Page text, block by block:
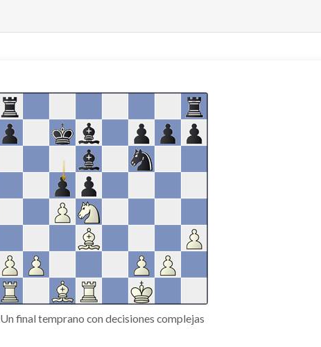
Un final temprano con decisiones complejas